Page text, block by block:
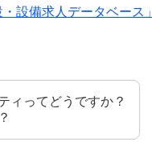
設備求人データベース」
ィってどうですか？